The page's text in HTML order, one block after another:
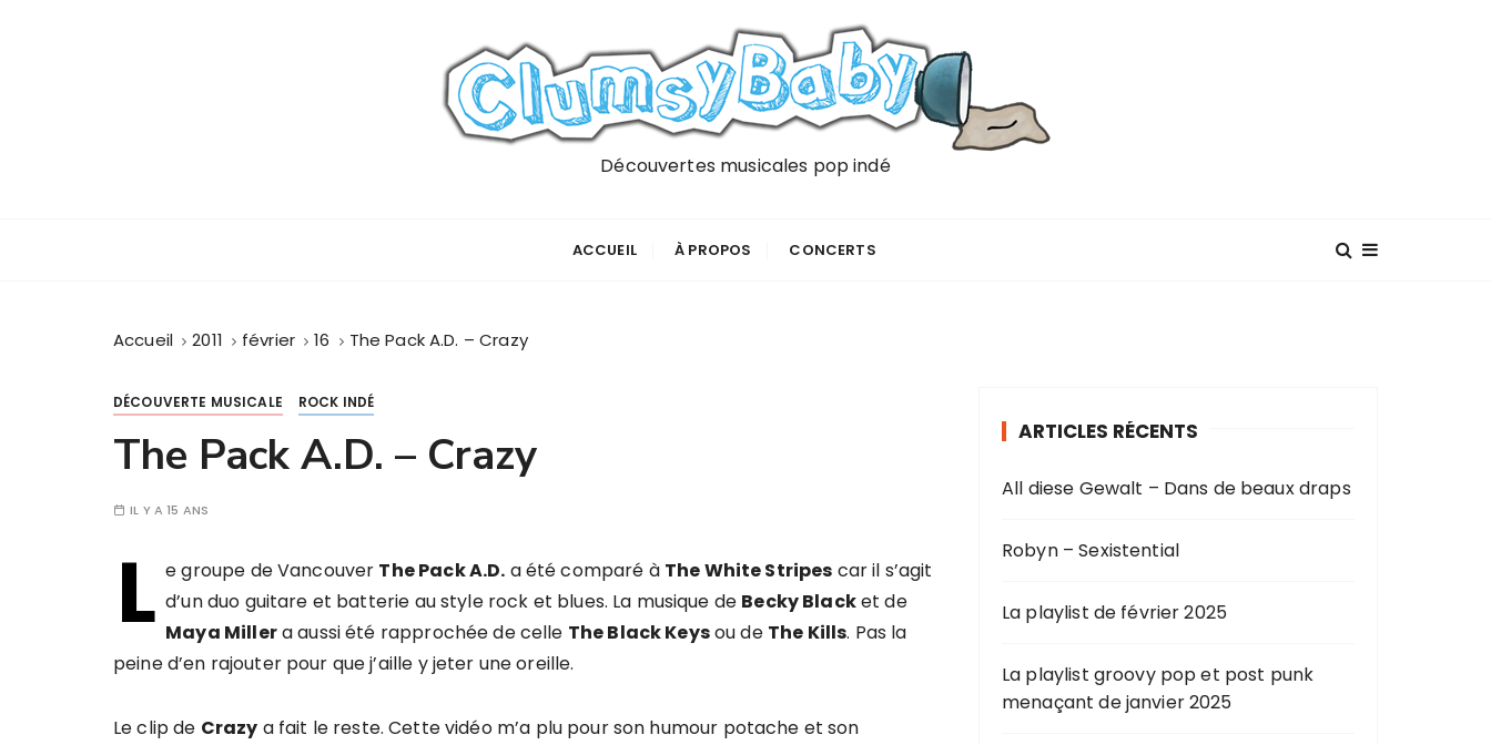
Découvertes musicales pop indé
ACCUEIL À PROPOS CONCERTS
Accueil 2011 février 16 The Pack A.D. – Crazy
DÉCOUVERTE MUSICALE ROCK INDÉ
The Pack A.D. – Crazy
IL Y A 15 ANS
L e groupe de Vancouver The Pack A.D. a été comparé à The White Stripes car il s’agit
d’un duo guitare et batterie au style rock et blues. La musique de Becky Blacket de
Maya Millera aussi été rapprochée de celle The Black Keysou de The Kills. Pas la
peine d’en rajouter pour que j’aille y jeter une oreille.
Le clip de Crazy a fait le reste. Cette vidéo m’a plu pour son humour potache et son
ARTICLES RÉCENTS
All diese Gewalt – Dans de beaux draps
Robyn – Sexistential
La playlist de février 2025
La playlist groovy pop et post punk
menaçant de janvier 2025